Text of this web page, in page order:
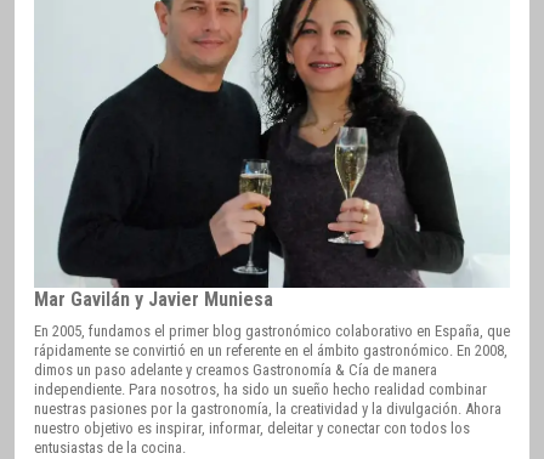
Mar Gavilán y Javier Muniesa
En 2005, fundamos el primer blog gastronómico colaborativo en España, que
rápidamente se convirtió en un referente en el ámbito gastronómico. En 2008,
dimos un paso adelante y creamos Gastronomía & Cía de manera
independiente. Para nosotros, ha sido un sueño hecho realidad combinar
nuestras pasiones por la gastronomía, la creatividad y la divulgación. Ahora
nuestro objetivo es inspirar, informar, deleitar y conectar con todos los
entusiastas de la cocina.